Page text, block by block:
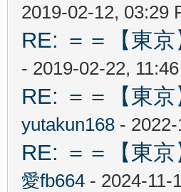
2019-02-12, 03:29
RE: ＝＝【東
- 2019-02-22,
RE: ＝＝【東
yutakun168 -
RE: ＝＝【東
愛fb664 - 2024-11-